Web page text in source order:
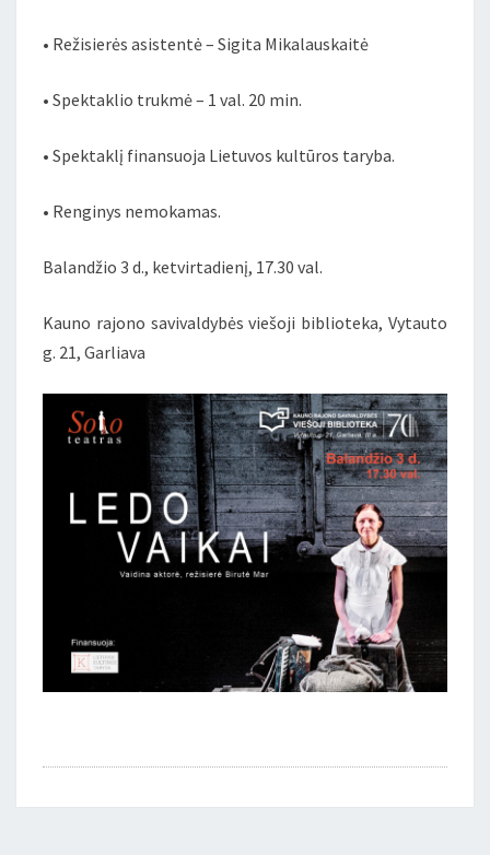
• Režisierės asistentė – Sigita Mikalauskaitė
• Spektaklio trukmė – 1 val. 20 min.
• Spektaklį finansuoja Lietuvos kultūros taryba.
• Renginys nemokamas.
Balandžio 3 d., ketvirtadienį, 17.30 val.
Kauno rajono savivaldybės viešoji biblioteka, Vytauto
g. 21, Garliava